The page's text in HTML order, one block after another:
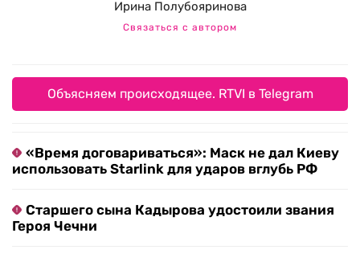
Ирина Полубояринова
Связаться с автором
Объясняем происходящее. RTVI в Telegram
«Время договариваться»: Маск не дал Киеву
использовать Starlink для ударов вглубь РФ
Старшего сына Кадырова удостоили звания
Героя Чечни